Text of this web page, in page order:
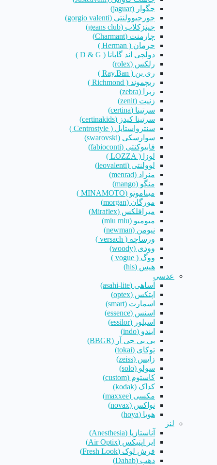
جگوار (jaguar)
جورجیوولنتی (gorgio valenti)
جینزکلاب (geans club)
چارمنت (Charmant)
حرمان ( Herman )
دولچی اند گابانا ( D & G )
رلکس (rolex)
ری بن ( Ray.Ban )
ریچموند ( Richmond )
زبرا (zebra)
زنیت (zenit)
سرتینا (certina)
سرتینا کیدز (certinakids)
سنترواستایل ( Centrostyle )
سوارسکی (swarovski)
فابیوکنتی (fabioconti)
لوزا ( LOZZA )
لوولنتی (leovalenti)
منراد (menrad)
منگو (mango)
میناموتو (MINAMOTO )
مورگان (morgan)
میرافلکس (Miraflex)
میومیو (miu miu)
نیومن (newman)
ورساچه ( versach )
وودی (woody)
ووگ ( vogue )
هیس (his)
عدسی
آساهی (asahi-lite)
اپتکس (optex)
اسمارت (smart)
اسنس (essence)
اسیلور (essilor)
ایندو (indo)
بی بی جی آر (BBGR)
توکای (tokai)
زایس (zeiss)
سولو (solo)
کاستوم (custom)
کداک (kodak)
مکسی (maxxee)
نواکس (novax)
هویا (hoya)
لنز
آناستازیا (Anesthesia)
ایر اپتیکس (Air Optix)
فرش لوک (Fresh Look)
دهب (Dahab)